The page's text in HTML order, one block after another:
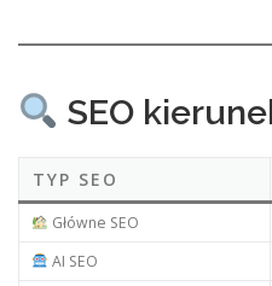
SEO
TYP SEO
Główne SEO
AI SEO